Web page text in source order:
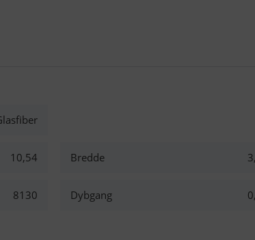
10,54 Bredde
8130 Dybgang